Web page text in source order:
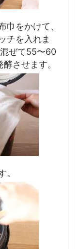
巾をかけて、
チを入れま
ぜて55〜60
させます。
。